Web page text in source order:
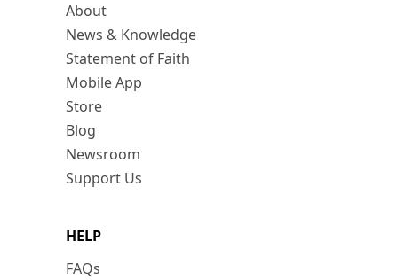
About
News & Knowledge
Statement of Faith
Mobile App
Store
Blog
Newsroom
Support Us
HELP
FAQs